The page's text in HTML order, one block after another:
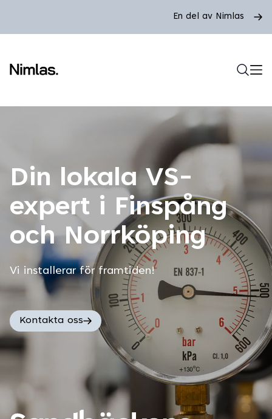
En del av Nimlas
Din lokala VS-
expert i Finspång
och Norrköping
Vi installerar för framtiden!
Kontakta oss